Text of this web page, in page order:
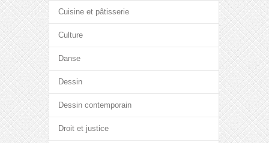
Cuisine et pâtisserie
Culture
Danse
Dessin
Dessin contemporain
Droit et justice